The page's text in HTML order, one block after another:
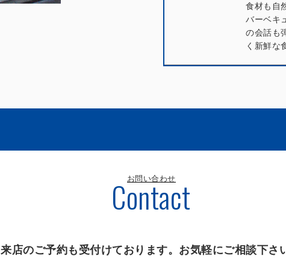
食材も自
バーベキ
の会話も
く新鮮な
お問い合わせ
Contact
来店のご予約も受付けております。お気軽にご相談下さ